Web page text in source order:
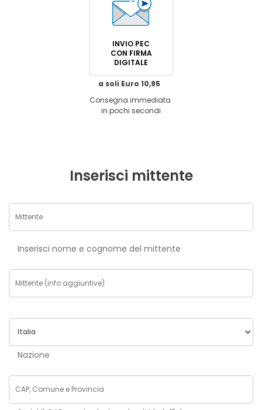
INVIO PEC
CON FIRMA
DIGITALE
a soli Euro 10,95
Consegna immediata
in pochi secondi
Inserisci mittente
Inserisci nome e cognome del mittente
Nazione